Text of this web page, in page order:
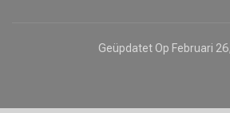
Geüpdatet Op Februari